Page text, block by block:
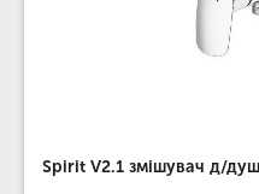
Spirit V2.1 змішувач д/